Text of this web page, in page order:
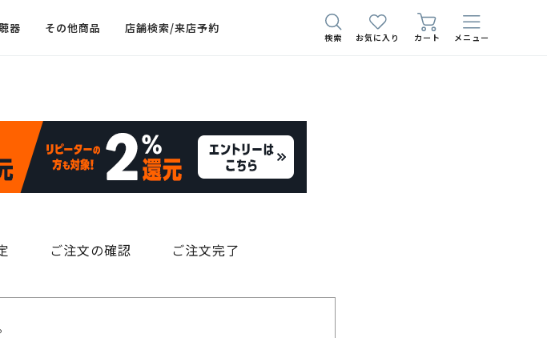
器 その他商品 店舗検索/来店予約
検索 お気に入り カート メニュー
ご注文の確認 ご注文完了